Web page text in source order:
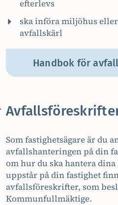
efterlevs
ska införa miljöhus
avfallskärl
Handbok för
Som fastighetsägare är du
avfallshanteringen på din
om hur du ska hantera
uppstår på din fastighet
avfallsföreskrifter, som
Kommunfullmäktige.